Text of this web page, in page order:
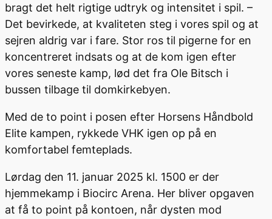
bragt det helt rigtige udtryk og intensitet i spil. –
Det bevirkede, at kvaliteten steg i vores spil og at
sejren aldrig var i fare. Stor ros til pigerne for en
koncentreret indsats og at de kom igen efter
vores seneste kamp, lød det fra Ole Bitsch i
bussen tilbage til domkirkebyen.
Med de to point i posen efter Horsens Håndbold
Elite kampen, rykkede VHK igen op på en
komfortabel femteplads.
Lørdag den 11. januar 2025 kl. 1500 er der
hjemmekamp i Biocirc Arena. Her bliver opgaven
at få to point på kontoen, når dysten mod